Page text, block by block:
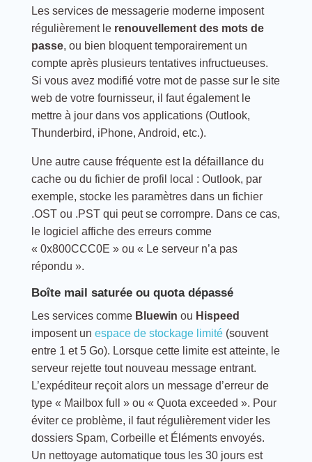
Les services de messagerie moderne imposent
régulièrement le renouvellement des mots de
passe, ou bien bloquent temporairement un
compte après plusieurs tentatives infructueuses.
Si vous avez modifié votre mot de passe sur le site
web de votre fournisseur, il faut également le
mettre à jour dans vos applications (Outlook,
Thunderbird, iPhone, Android, etc.).
Une autre cause fréquente est la défaillance du
cache ou du fichier de profil local : Outlook, par
exemple, stocke les paramètres dans un fichier
.OST ou .PST qui peut se corrompre. Dans ce cas,
le logiciel affiche des erreurs comme
« 0x800CCC0E » ou « Le serveur n’a pas
répondu ».
Boîte mail saturée ou quota dépassé
Les services comme Bluewin ou Hispeed
imposent un espace de stockage limité(souvent
entre 1 et 5 Go). Lorsque cette limite est atteinte, le
serveur rejette tout nouveau message entrant.
L’expéditeur reçoit alors un message d’erreur de
type « Mailbox full » ou « Quota exceeded ». Pour
éviter ce problème, il faut régulièrement vider les
dossiers Spam, Corbeille et Éléments envoyés.
Un nettoyage automatique tous les 30 jours est